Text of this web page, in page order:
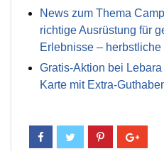
News zum Thema
richtige Ausrüstung für
Erlebnisse – herbstliche
Gratis-Aktion bei
Karte mit Extra-